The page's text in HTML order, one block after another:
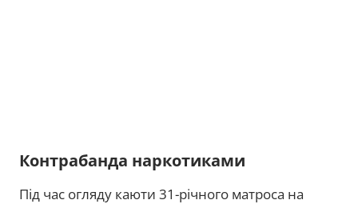
Контрабанда наркотиками
Під час огляду каюти 31-річного матроса на